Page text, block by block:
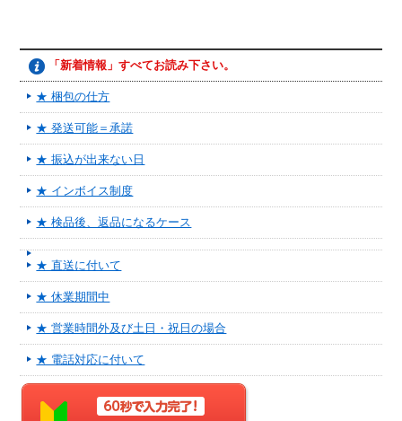
「新着情報」すべてお読み下さい。
★ 梱包の仕方
★ 発送可能＝承諾
★ 振込が出来ない日
★ インボイス制度
★ 検品後、返品になるケース
★ 直送に付いて
★ 休業期間中
★ 営業時間外及び土日・祝日の場合
★ 電話対応に付いて